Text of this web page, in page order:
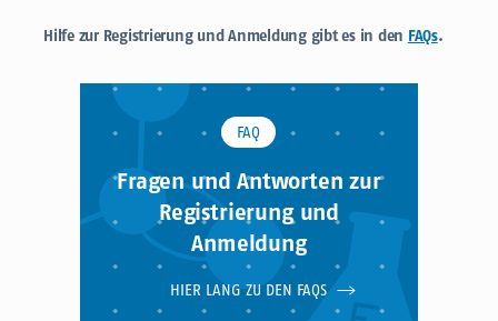
Hilfe zur Registrierung und Anmeldung gibt es in den FAQs.
FAQ
Fragen und Antworten zur
Registrierung und
Anmeldung
HIER LANG ZU DEN FAQS